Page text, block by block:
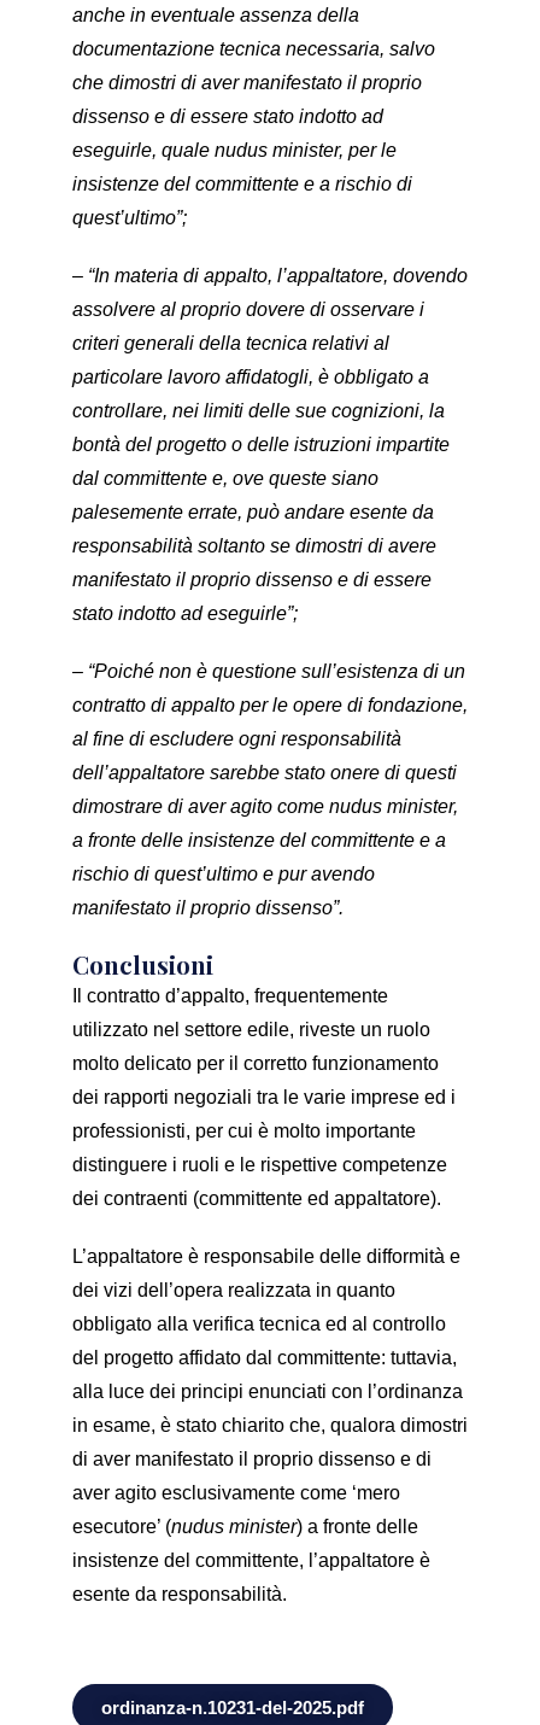
anche in eventuale assenza della
documentazione tecnica necessaria, salvo
che dimostri di aver manifestato il proprio
dissenso e di essere stato indotto ad
eseguirle, quale nudus minister, per le
insistenze del committente e a rischio di
quest’ultimo”;
– “In materia di appalto, l’appaltatore, dovendo
assolvere al proprio dovere di osservare i
criteri generali della tecnica relativi al
particolare lavoro affidatogli, è obbligato a
controllare, nei limiti delle sue cognizioni, la
bontà del progetto o delle istruzioni impartite
dal committente e, ove queste siano
palesemente errate, può andare esente da
responsabilità soltanto se dimostri di avere
manifestato il proprio dissenso e di essere
stato indotto ad eseguirle”;
– “Poiché non è questione sull’esistenza di un
contratto di appalto per le opere di fondazione,
al fine di escludere ogni responsabilità
dell’appaltatore sarebbe stato onere di questi
dimostrare di aver agito come nudus minister,
a fronte delle insistenze del committente e a
rischio di quest’ultimo e pur avendo
manifestato il proprio dissenso”.
Conclusioni
Il contratto d’appalto, frequentemente
utilizzato nel settore edile, riveste un ruolo
molto delicato per il corretto funzionamento
dei rapporti negoziali tra le varie imprese ed i
professionisti, per cui è molto importante
distinguere i ruoli e le rispettive competenze
dei contraenti (committente ed appaltatore).
L’appaltatore è responsabile delle difformità e
dei vizi dell’opera realizzata in quanto
obbligato alla verifica tecnica ed al controllo
del progetto affidato dal committente: tuttavia,
alla luce dei principi enunciati con l’ordinanza
in esame, è stato chiarito che, qualora dimostri
di aver manifestato il proprio dissenso e di
aver agito esclusivamente come ‘mero
esecutore’ (nudus minister) a fronte delle
insistenze del committente, l’appaltatore è
esente da responsabilità.
ordinanza-n.10231-del-2025.pdf